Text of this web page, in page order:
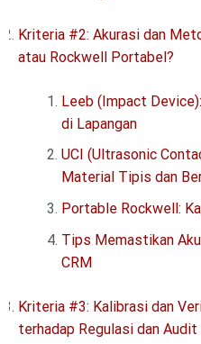
Kriteria #2: Akurasi dan
atau Rockwell Portabel?
Leeb (Impact
di Lapangan
UCI (Ultrasonic
Material Tipis dan
Portable Rockwell:
Tips Memastikan
CRM
Kriteria #3: Kalibrasi dan
terhadap Regulasi dan Audit